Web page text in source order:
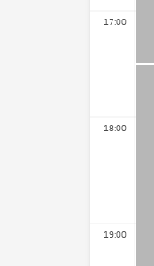
17:00
18:00
19:00